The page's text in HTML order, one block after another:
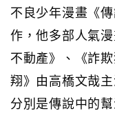
不良少年漫畫《
作，他多部人氣
不動產》、《詐
翔》由高橋文哉
分別是傳說中的